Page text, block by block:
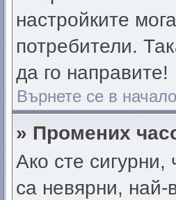
настройките
потребители.
да го направите!
Върнете се в
» Промених
Ако сте
са невярни,